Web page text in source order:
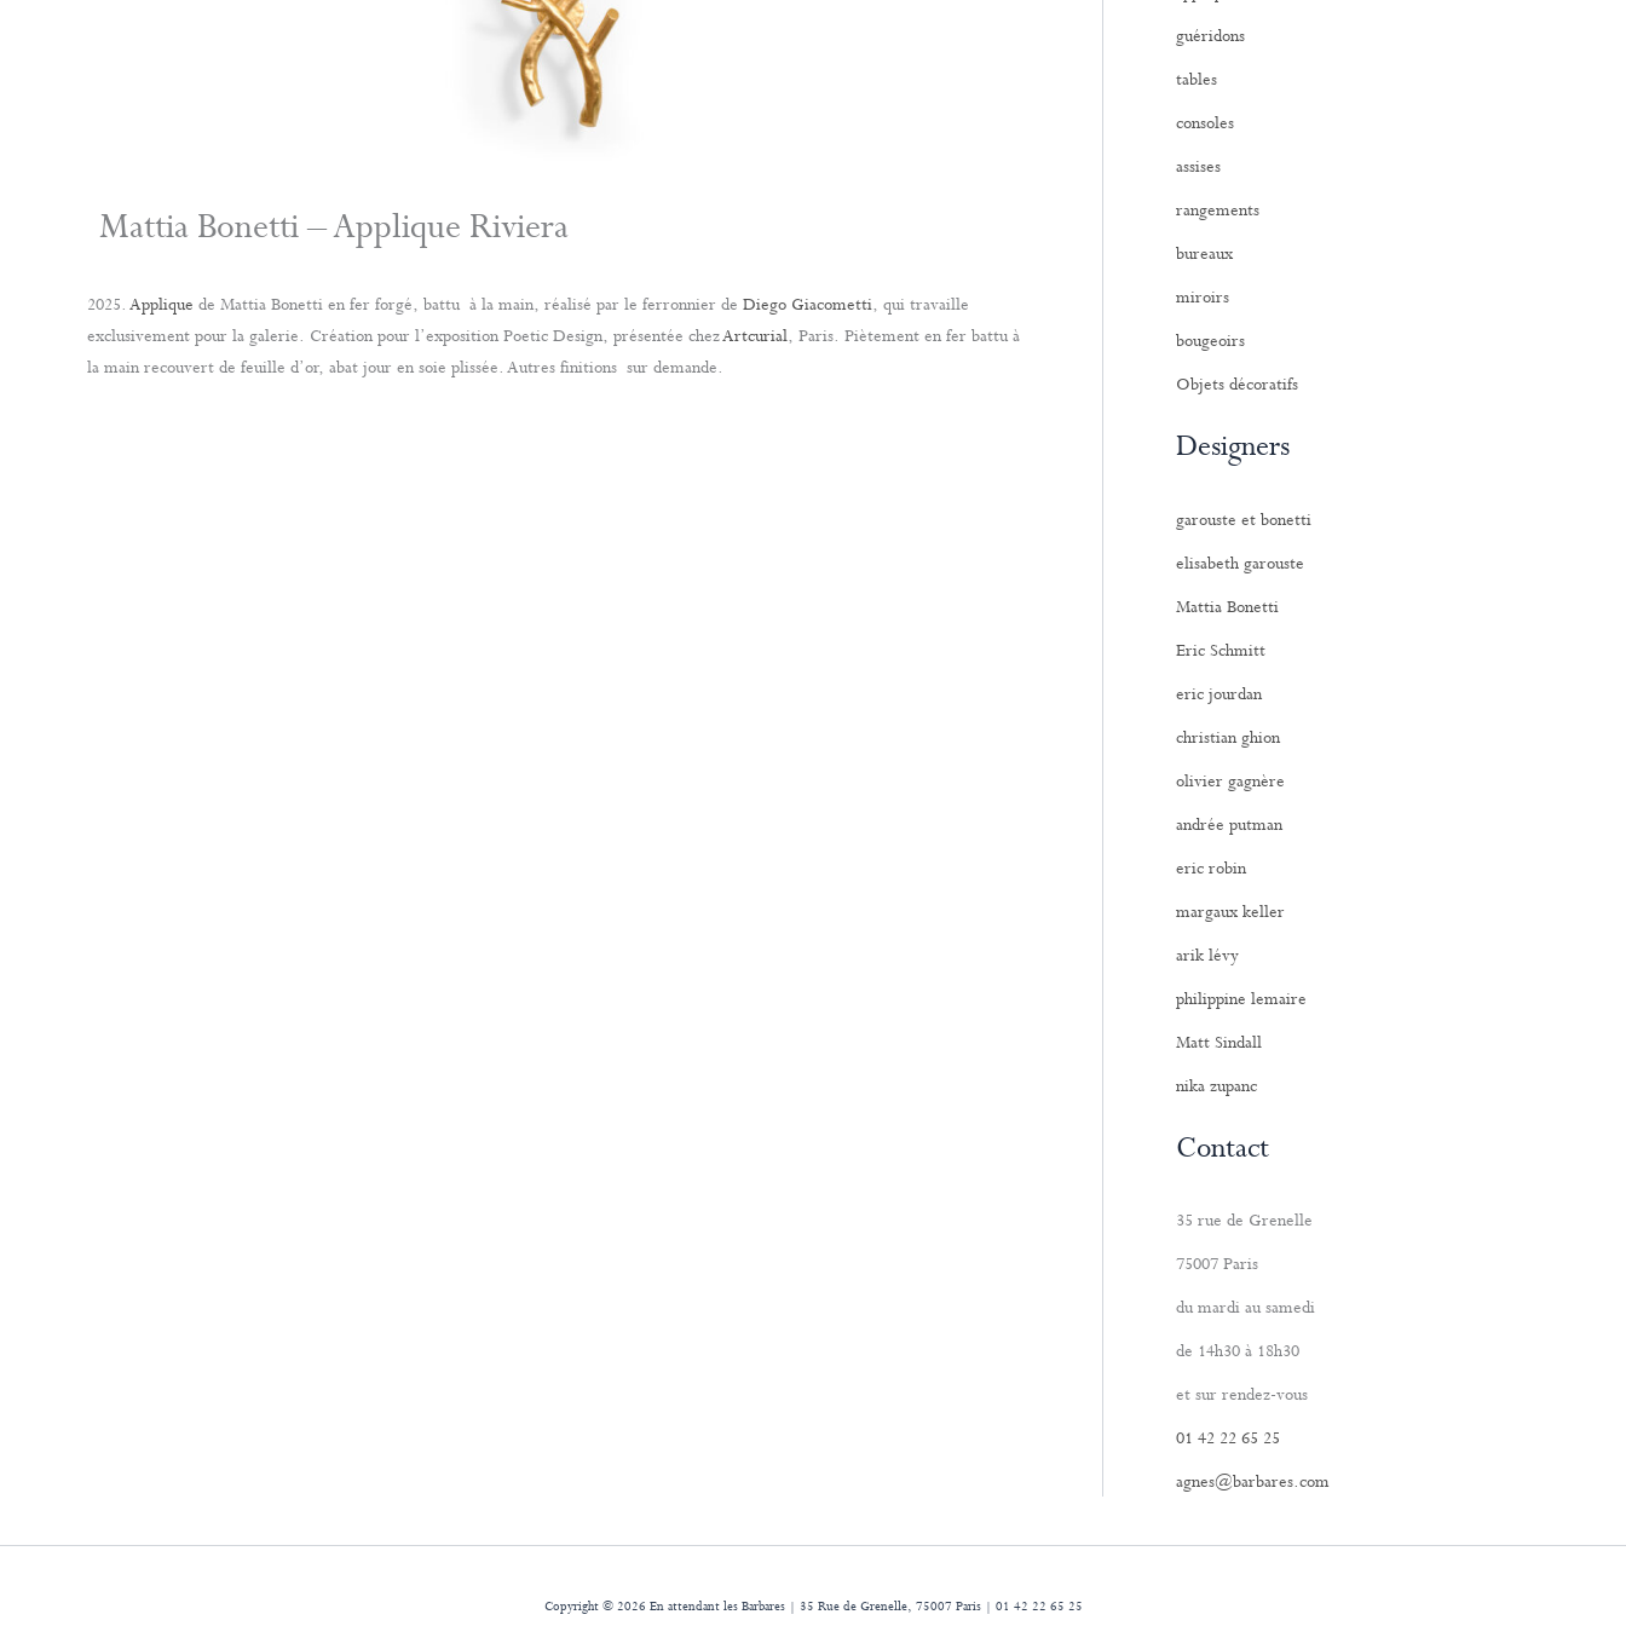
Mattia Bonetti – Applique Riviera
2025.Applique de Mattia Bonetti en fer forgé, battu à la main, réalisé par le ferronnier de Diego Giacometti, qui travaille
exclusivement pour la galerie. Création pour l’exposition Poetic Design, présentée chezArtcurial, Paris. Piètement en fer battu à
la main recouvert de feuille d’or, abat jour en soie plissée. Autres finitions sur demande.
:guéridons
tables
consoles
assises
rangements
bureaux
miroirs
bougeoirs
Objets décoratifs
Designers
garouste et bonetti
elisabeth garouste
Mattia Bonetti
Eric Schmitt
eric jourdan
christian ghion
olivier gagnère
andrée putman
eric robin
margaux keller
arik lévy
philippine lemaire
Matt Sindall
nika zupanc
Contact
35 rue de Grenelle
75007 Paris
du mardi au samedi
de 14h30 à 18h30
et sur rendez-vous
01 42 22 65 25
agnes@barbares.com
Copyright © 2026 En attendant les Barbares | 35 Rue de Grenelle, 75007 Paris | 01 42 22 65 25